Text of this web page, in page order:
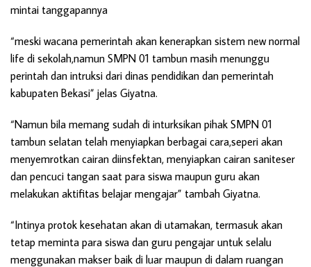
mintai tanggapannya
“meski wacana pemerintah akan kenerapkan sistem new normal
life di sekolah,namun SMPN 01 tambun masih menunggu
perintah dan intruksi dari dinas pendidikan dan pemerintah
kabupaten Bekasi” jelas Giyatna.
“Namun bila memang sudah di inturksikan pihak SMPN 01
tambun selatan telah menyiapkan berbagai cara,seperi akan
menyemrotkan cairan diinsfektan, menyiapkan cairan saniteser
dan pencuci tangan saat para siswa maupun guru akan
melakukan aktifitas belajar mengajar” tambah Giyatna.
“Intinya protok kesehatan akan di utamakan, termasuk akan
tetap meminta para siswa dan guru pengajar untuk selalu
menggunakan makser baik di luar maupun di dalam ruangan